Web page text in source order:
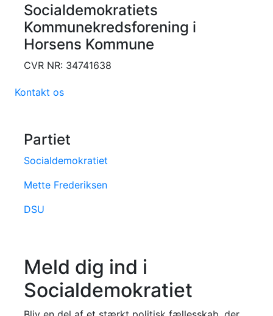
Socialdemokratiets
Kommunekredsforening i
Horsens Kommune
CVR NR: 34741638
Kontakt os
Partiet
Socialdemokratiet
Mette Frederiksen
DSU
Meld dig ind i
Socialdemokratiet